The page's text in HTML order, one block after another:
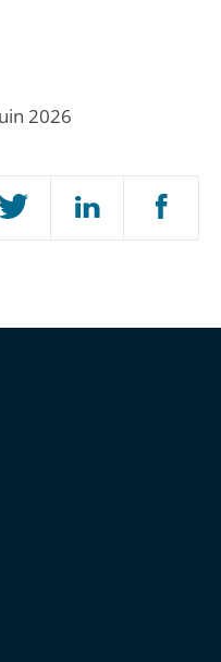
2026